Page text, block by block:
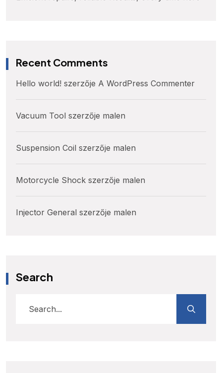
Recent Comments
Hello world! szerzője A WordPress Commenter
Vacuum Tool szerzője malen
Suspension Coil szerzője malen
Motorcycle Shock szerzője malen
Injector General szerzője malen
Search